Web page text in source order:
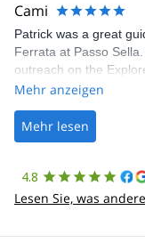
Cami
Patrick was a great
Ferrata at Passo
outreach on the
was straightforward,
the platform.
Mehr anzeigen
Mehr lesen
4.8
Lesen Sie, was